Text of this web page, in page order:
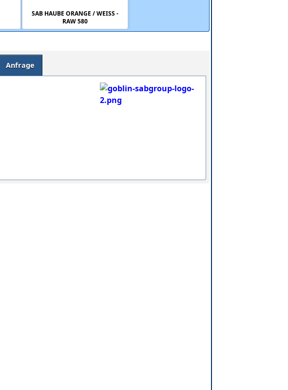
SAB HAUBE ORANGE / WEISS -
RAW 580
Anfrage